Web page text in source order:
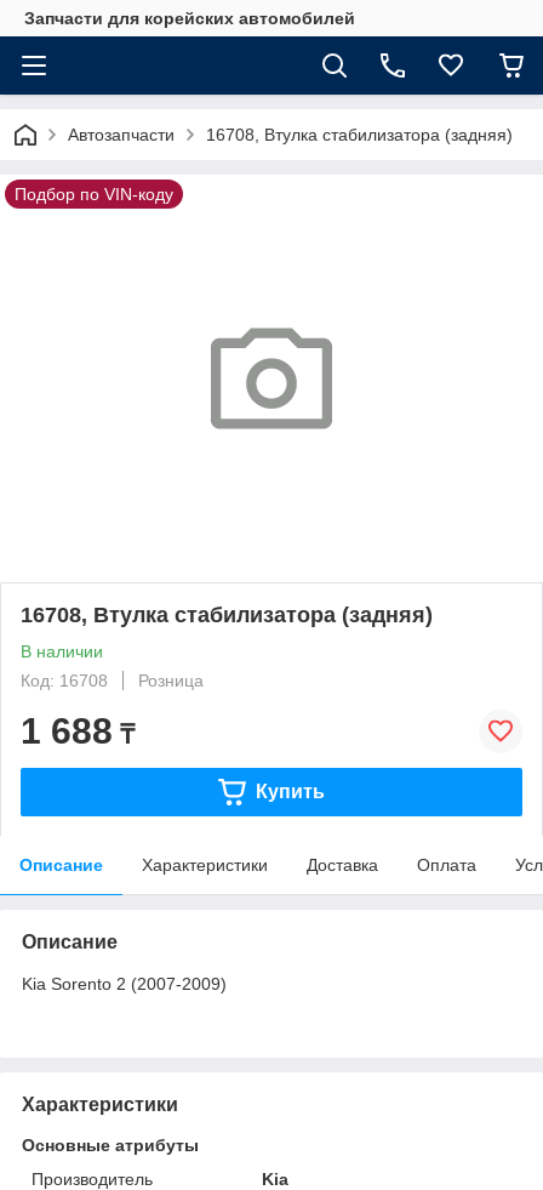
Запчасти для корейских автомобилей
Автозапчасти 16708, Втулка стабилизатора (задняя)
Подбор по VIN-коду
16708, Втулка стабилизатора (задняя)
В наличии
Код: 16708
Розница
1 688 ₸
Купить
Описание Характеристики Доставка Оплата
Описание
Kia Sorento 2 (2007-2009)
Характеристики
Основные атрибуты
Производитель
Kia